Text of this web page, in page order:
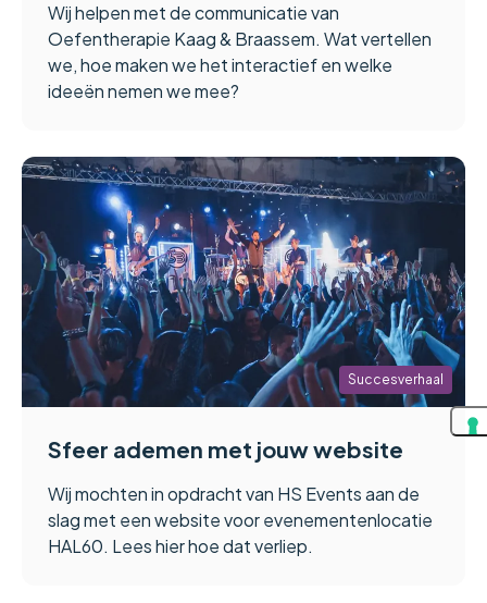
Wij helpen met de communicatie van
Oefentherapie Kaag & Braassem. Wat vertellen
we, hoe maken we het interactief en welke
ideeën nemen we mee?
Succesverhaal
Sfeer ademen met jouw website
Wij mochten in opdracht van HS Events aan de
slag met een website voor evenementenlocatie
HAL60. Lees hier hoe dat verliep.